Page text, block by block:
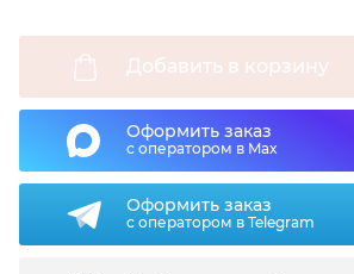
Добавить в корзину
Оформить заказ
с оператором в Max
Оформить заказ
с оператором в Telegram